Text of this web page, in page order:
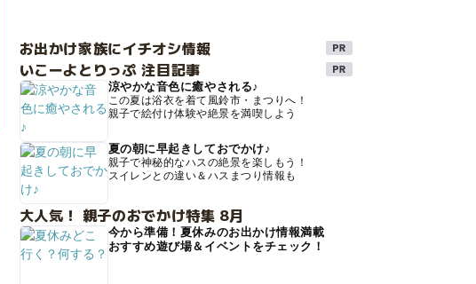
お出かけ家族にイチオシ情報
いこーよとりっぷ 注目記事
涼やかな音色に癒やされる♪
この夏は浴衣を着て風鈴市・まつりへ！
親子で絵付け体験や絶景を満喫しよう
夏の朝に早起きしておでかけ♪
親子で神秘的なハスの絶景を楽しもう！
スイレンとの違い＆ハスまつり情報も
大人気！ 親子のおでかけ特集 8月
今から準備！夏休みのお出かけ情報満載
おすすめ遊び場＆イベントをチェック！